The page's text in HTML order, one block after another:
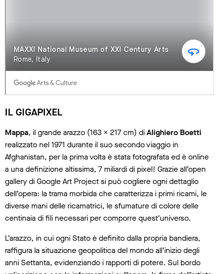
IL GIGAPIXEL
Mappa, il grande arazzo (163 x 217 cm) diAlighiero Boetti
realizzato nel 1971 durante il suo secondo viaggio in
Afghanistan, per la prima volta è stata fotografata ed è online
a una definizione altissima, 7 miliardi di pixel! Grazie all’open
gallery di Google Art Project si può cogliere ogni dettaglio
dell’opera: la trama morbida che caratterizza i primi ricami, le
diverse mani delle ricamatrici, le sfumature di colore delle
centinaia di fili necessari per comporre quest’universo.
L’arazzo, in cui ogni Stato è definito dalla propria bandiera,
raffigura la situazione geopolitica del mondo all’inizio degli
anni Settanta, evidenziando i rapporti di potere. Sul bordo